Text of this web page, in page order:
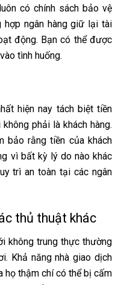
có chính sách bảo vệ
hợp ngân hàng giữ lại tài
động. Bạn có thể được
tình huống.
hiện nay tách biệt tiền
phải là khách hàng.
bảo rằng tiền của khách
vì bất kỳ lý do nào khác
trì an toàn tại các ngân
thủ thuật khác
không trung thực thường
Khả năng nhà giao dịch
họ thậm chí có thể bị cấm